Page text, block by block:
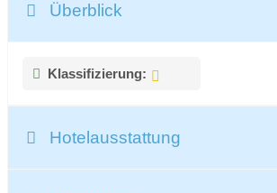
Überblick
Klassifizierung:
Hotelausstattung